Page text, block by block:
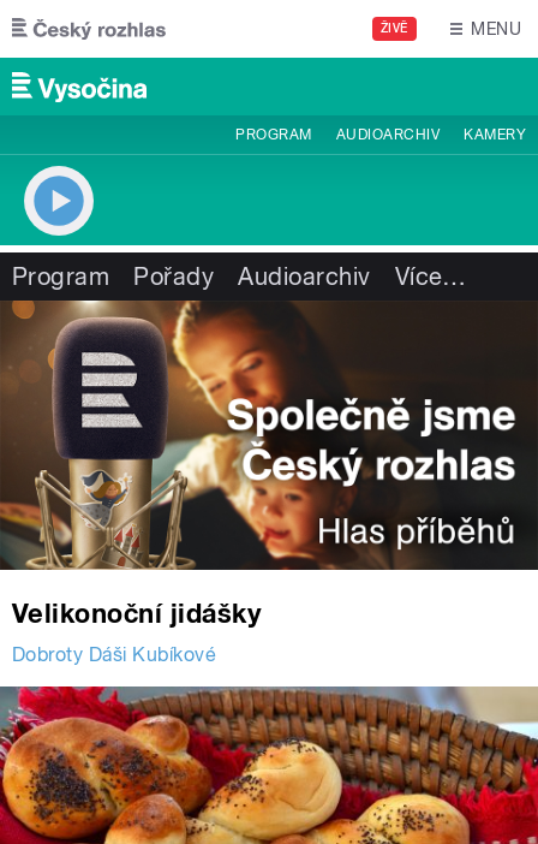
Přejít k hlavnímu obsahu
ŽIVĚ MENU
PROGRAM AUDIOARCHIV KAMERY
Program Pořady Audioarchiv Více…
Velikonoční jidášky
Dobroty Dáši Kubíkové